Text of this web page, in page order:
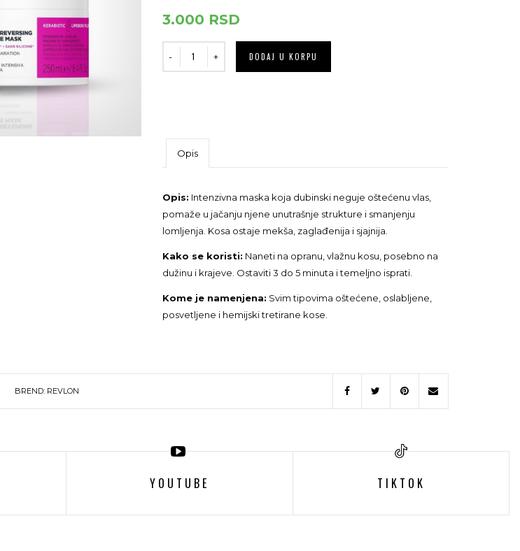
3.000 RSD
DODAJ U KORPU
Opis
Opis: Intenzivna maska koja dubinski neguje oštećenu vlas,
pomaže u jačanju njene unutrašnje strukture i smanjenju
lomljenja. Kosa ostaje mekša, zaglađenija i sjajnija.
Kako se koristi: Naneti na opranu, vlažnu kosu, posebno na
dužinu i krajeve. Ostaviti 3 do 5 minuta i temeljno isprati.
Kome je namenjena: Svim tipovima oštećene, oslabljene,
posvetljene i hemijski tretirane kose.
BREND: REVLON
YOUTUBE TIKTOK